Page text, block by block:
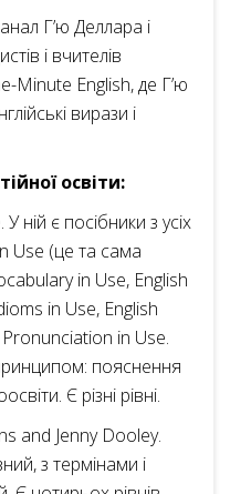
Г’ю Деллара і
і вчителів
Minute English, де Г’ю
вирази і
освіти:
ній є посібники з усіх
Use (це та сама
in Use, English
in Use, English
in Use.
пояснення
Є різні рівні.
and Jenny Dooley.
з термінами і